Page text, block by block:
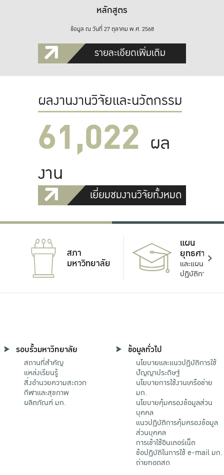
หลักสูตร
ข้อมูล ณ วันที่ 27 ตุลาคม พ.ศ. 2568
รายละเอียดเพิ่มเติม
ผลงานงานวิจัยและนวัตกรรม
61,022 ผล
งาน
เยี่ยมชมงานวิจัยทั้งหมด
สภา
มหาวิทยาลัย
แผน
ยุทธศาสตร์
และแผน
ปฏิบัติการ
รอบรั้วมหาวิทยาลัย
สถานที่สำคัญ
แหล่งเรียนรู้
สิ่งอำนวยความสะดวก
กีฬาและสุขภาพ
ผลิตภัณฑ์ มก.
ข้อมูลทั่วไป
นโยบายและแนวปฏิบัติการใช้
ปัญญาประดิษฐ์
นโยบายการใช้งานเครือข่าย
มก.
นโยบายคุ้มครองข้อมูลส่วน
บุคคล
แนวปฏิบัติการคุ้มครองข้อมูล
ส่วนบุคคล
การเข้าใช้อินเตอร์เน็ต
ข้อปฏิบัติในการใช้ e-mail มก.
ถ่ายทอดสด